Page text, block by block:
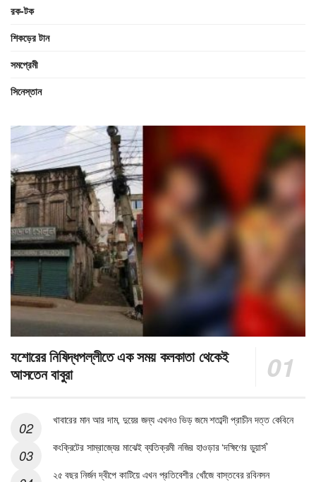
রক-টক
শিকড়ের টান
সমপ্রেমী
সিনেস্তান
যশোরের নিষিদ্ধপল্লীতে এক সময় কলকাতা থেকেই
আসতেন বাবুরা
খাবারের মান আর দাম, দুয়ের জন্য এখনও ভিড় জমে শতাব্দী প্রাচীন দত্ত কেবিনে
কংক্রিটের সাম্রাজ্যের মাঝেই ব্যতিক্রমী নজির হাওড়ার ‘দক্ষিণের ডুয়ার্স’
২৫ বছর নির্জন দ্বীপে কাটিয়ে এখন প্রতিবেশীর খোঁজে বাস্তবের রবিনসন